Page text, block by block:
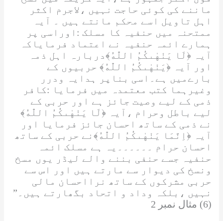
ماننے کی کوئی حاجت نہیں ،لاجرم اکثر
اہل تاویل اسے محکم مانتے ہیں ۔ آیہ
ممتحنہ
میں حنفیہ کا مسلک :اوراسی پر
ہمارے ائمہ حنفیہ نے اعتماد فرمایاکہ
آیہ﴿لَا یَنْهٰىكُمُ اللّٰهُ﴾دربارہ اہل ذمہ
اور آیہ﴿یَنْهٰىكُمُ اللّٰهُ﴾ حربیوں کے
بارےمیں ہے۔اسی بناپر ہدایہ ودرر
وغیرہما کتب معتمدہ میں فرمایا :کافر
ذمی کے لیے وصیت جائز ہے اور حربی کے
لیے باطل وحرام ،آیہ﴿لَا یَنْهٰىكُمُ اللّٰهُ﴾
نے ذمی کے ساتھ احسان جائز فرمایا اور
آیہ
﴿اِنَّمَا یَنْهٰىكُمُ اللّٰهُ﴾ نے حربی کے ساتھ
احسان حرام ۔۔۔۔۔۔یہ ہے مسلک ائمہ
حنفیہ جسے حنفی بننے والے لیڈر یوں مسخ
ونسخ کی دیوار سے مارتے ہیں اور اس سے
حربی مشرکوں کے ساتھ نرااحسان مالی
نہیں ،بلکہ وداد و اتحاد بگھارتے ہیں۔”
(6) مثال نمبر 2